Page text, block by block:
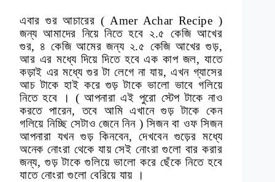
এবার গুর আচারের ( Amer Achar Recipe )
জন্য আমাদের নিয়ে নিতে হবে ২.৫ কেজি আখের
গুর, ৪ কেজি আমের জন্য ২.৫ কেজি আখের গুড়,
আর এর মধ্যে দিয়ে দিতে হবে এক কাপ জল, যাতে
কড়াই এর মধ্যে গুর টা লেগে না যায়, এখন গ্যাসের
আচ টাকে হাই করে গুড় টাকে ভালো ভাবে গলিয়ে
নিতে হবে । ( আপনারা এই পুরো স্টেপ টাকে নাও
করতে পারেন, তবে আমি এখানে গুড় টাকে কেন
গলিয়ে নিচ্ছি সেটাও জেনে নিন ) সিজন বা ওফ সিজন
আপনারা যখন গুড় কিনবেন, দেখবেন গুড়ের মধ্যে
অনেক নোংরা থেকে যায় সেই নোংরা গুলো বার করার
জন্য, গুড় টাকে গুলিয়ে ভালো করে ছেঁকে নিতে হবে
যাতে নোংরা গুলো বেরিয়ে যায় ।